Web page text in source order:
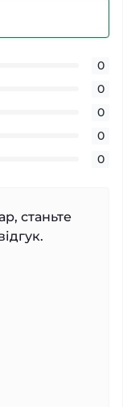
0
0
0
0
0
станьте